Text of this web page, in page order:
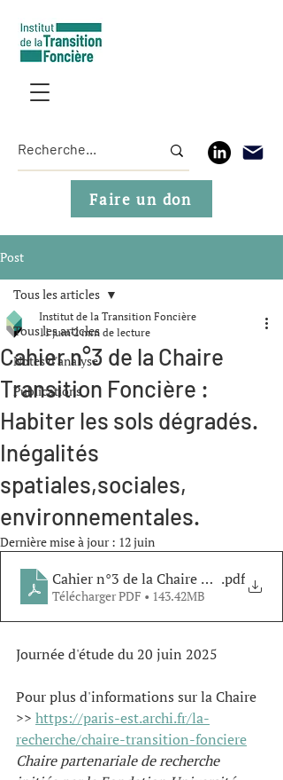
Faire un don
Post
Tous les articles
Notes d'analyse
Publications
Tous les articles
Cahier n°3 de la Chaire
Transition Foncière :
Habiter les sols dégradés.
Inégalités
spatiales,sociales,
environnementales.
Institut de la Transition Foncière
11 juin 2 min de lecture
Dernière mise à jour : 12 juin
Cahier n°3 de la Chaire Transition
.pdf
Télécharger PDF • 143.42MB
Journée d'étude du 20 juin 2025
Pour plus d'informations sur la Chaire
>> https://paris-est.archi.fr/la-
recherche/chaire-transition-fonciere
Chaire partenariale de recherche